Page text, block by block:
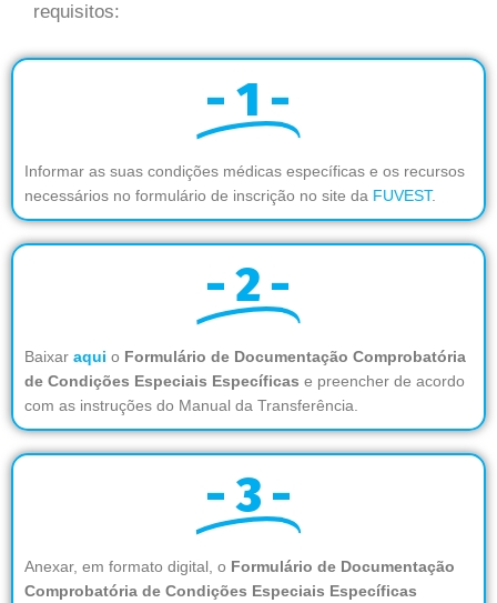
requisitos:
- 1 -
Informar as suas condições médicas específicas e os recursos
necessários no formulário de inscrição no site da FUVEST.
- 2 -
Baixar aqui o Formulário de Documentação Comprobatória
de Condições Especiais Específicas e preencher de acordo
com as instruções do Manual da Transferência.
- 3 -
Anexar, em formato digital, o Formulário de Documentação
Comprobatória de Condições Especiais Específicas